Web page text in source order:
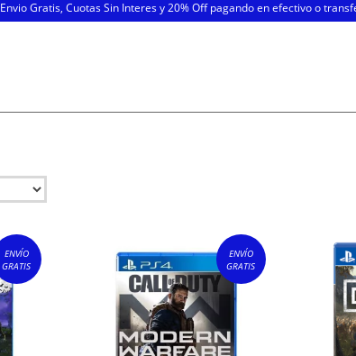
Envio Gratis, Cuotas Sin Interes y 20% Off pagando en efectivo o
ENVÍO
GRATIS
ENVÍO
GRATIS